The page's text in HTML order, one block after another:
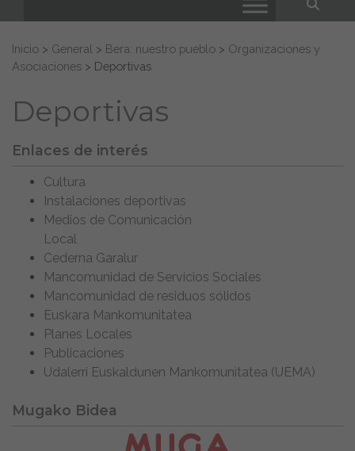
Buscar:
Inicio > General > Bera: nuestro pueblo > Organizaciones y
Asociaciones > Deportivas
Deportivas
Enlaces de interés
Cultura
Instalaciones deportivas
Medios de Comunicación
Local
Cederna Garalur
Mancomunidad de Servicios Sociales
Mancomunidad de residuos sólidos
Euskara Mankomunitatea
Planes Locales
Publicaciones
Udalerri Euskaldunen Mankomunitatea (UEMA)
Mugako Bidea